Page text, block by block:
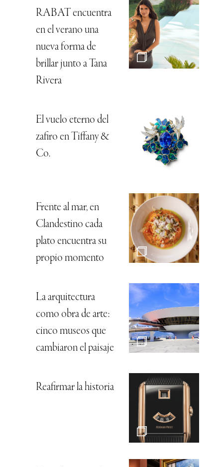
RABAT encuentra
en el verano una
nueva forma de
brillar junto a Tana
Rivera
El vuelo eterno del
zafiro en Tiffany &
Co.
Frente al mar, en
Clandestino cada
plato encuentra su
propio momento
La arquitectura
como obra de arte:
cinco museos que
cambiaron el paisaje
Reafirmar la historia